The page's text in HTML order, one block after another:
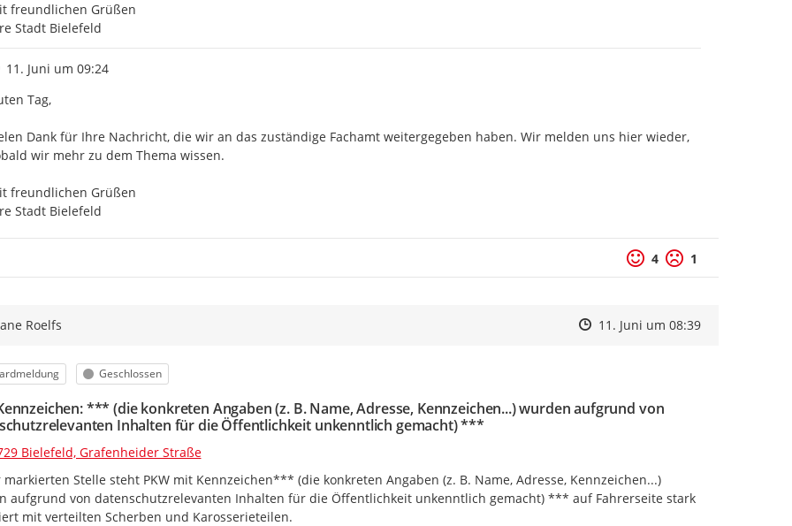
freundlichen Grüßen
Stadt Bielefeld
Zeitpunkt des Erstellens
11. Juni um 09:24
Tag,
Dank für Ihre Nachricht, die wir an das zuständige Fachamt weitergegeben haben. Wir melden uns hier wieder,
wir mehr zu dem Thema wissen.
freundlichen Grüßen
Stadt Bielefeld
4 1
Roelfs Zeitpunkt des Erstellens
Zeitpunkt des Erstellens
11. Juni um 08:39Zur Äußerung
Status
Geschlossen
*** (die konkreten Angaben (z. B. Name, Adresse, Kennzeichen...) wurden aufgrund von
Inhalten für die Öffentlichkeit unkenntlich gemacht) ***
Bielefeld, Grafenheider Straße
markierten Stelle steht PKW mit Kennzeichen*** (die konkreten Angaben (z. B. Name, Adresse, Kennzeichen...)
aufgrund von datenschutzrelevanten Inhalten für die Öffentlichkeit unkenntlich gemacht) *** auf Fahrerseite stark
mit verteilten Scherben und Karosserieteilen.